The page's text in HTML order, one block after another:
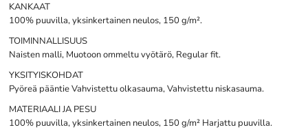
KANKAAT
100% puuvilla, yksinkertainen neulos, 150 g/m².
TOIMINNALLISUUS
Naisten malli, Muotoon ommeltu vyötärö, Regular fit.
YKSITYISKOHDAT
Pyöreä pääntie Vahvistettu olkasauma, Vahvistettu niskasauma.
MATERIAALI JA PESU
100% puuvilla, yksinkertainen neulos, 150 g/m² Harjattu puuvilla.